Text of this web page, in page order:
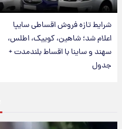
شرایط تازه فروش اقساطی سایپا
اعلام شد؛ شاهین، کوییک، اطلس،
سهند و ساینا با اقساط بلندمدت +
جدول